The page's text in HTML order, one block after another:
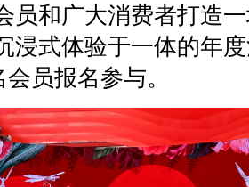
员和广大消费者打造
浸式体验于一体的年
员报名参与。